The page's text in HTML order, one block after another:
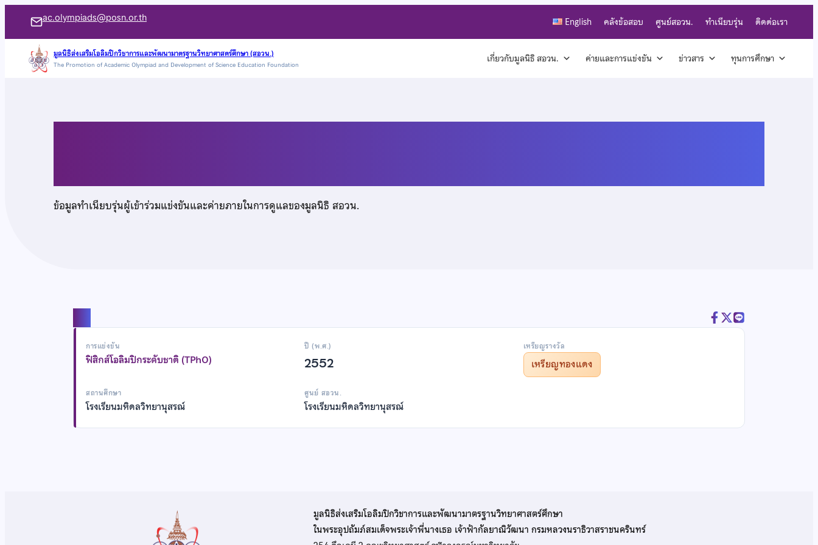
เนื้อหา
ac.olympiads@posn.or.th English คลังข้อสอบ ศูนย์สอวน. ทำเนียบรุ่น ติดต่อเรา
มูลนิธิส่งเสริมโอลิมปิกวิชาการและพัฒนามาตรฐานวิทยาศาสตร์ศึกษา (สอวน.)
The Promotion of Academic Olympiad and Development of Science Education Foundation เกี่ยวกับมูลนิธิ สอวน. ค่ายและการแข่งขัน ข่าวสาร ทุนการศึกษา
ข้อมูลทำเนียบรุ่นผู้เข้าร่วมแข่งขันและค่ายภายในการดูแลของมูลนิธิ สอวน.
การแข่งขัน
ฟิสิกส์โอลิมปิกระดับชาติ (TPhO)
ปี (พ.ศ.)
2552
เหรียญรางวัล
เหรียญทองแดง
สถานศึกษา
โรงเรียนมหิดลวิทยานุสรณ์
ศูนย์ สอวน.
โรงเรียนมหิดลวิทยานุสรณ์
มูลนิธิส่งเสริมโอลิมปิกวิชาการและพัฒนามาตรฐานวิทยาศาสตร์ศึกษา
ในพระอุปถัมภ์สมเด็จพระเจ้าพี่นางเธอ เจ้าฟ้ากัลยาณิวัฒนา กรมหลวงนราธิวาสราชนครินทร์